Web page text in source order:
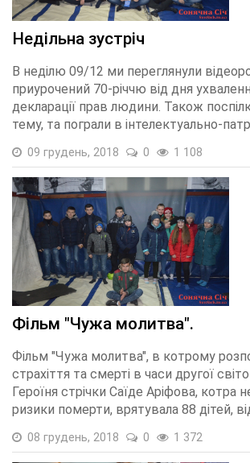
Недільна зустріч
В неділю 09/12 ми переглянули
приурочений 70-річчю від дня
декларації прав людини. Також
тему, та пограли в інтелектуально-
09 грудень, 2018 0 1 108
Фільм "Чужа молитва".
Фільм "Чужа молитва", в котрому
страхіття та смерті в часи другої
Героїня стрічки Саїде Аріфова, котра
ризики померти, врятувала 88 дітей, від
08 грудень, 2018 0 1 372